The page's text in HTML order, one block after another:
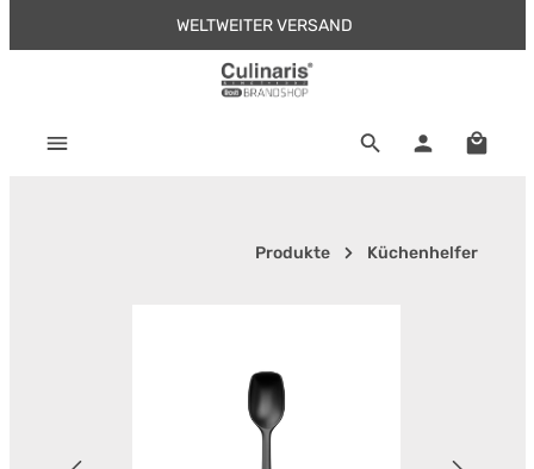
Zum Hauptinhalt springenWELTWEITER VERSAND
Produkte Küchenhelfer